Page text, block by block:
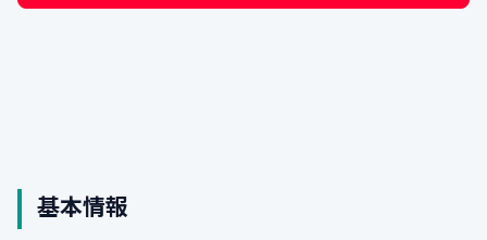
基本情報